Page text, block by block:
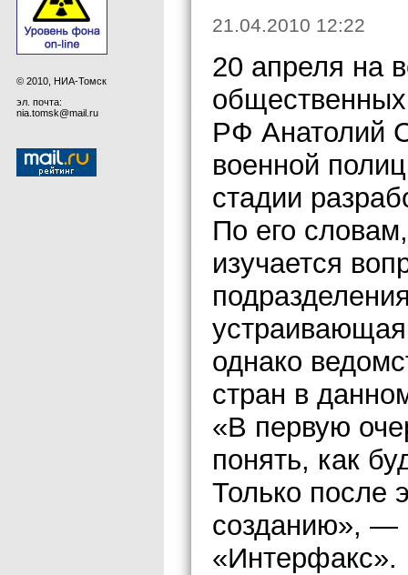
© 2010, НИА-Томск
эл. почта:
nia.tomsk@mail.ru
21.04.2010 12:22
20 апреля на
РФ Анатолий
военной
стадии
По его
изучается
однако
стран в
«В первую
понять, как
Только после
созданию», —
«Интерфакс».